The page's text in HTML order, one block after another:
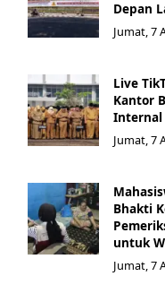
Depan
Jumat, 7
Live
Kantor
Internal
Jumat, 7
Bhakti
untuk
Jumat, 7